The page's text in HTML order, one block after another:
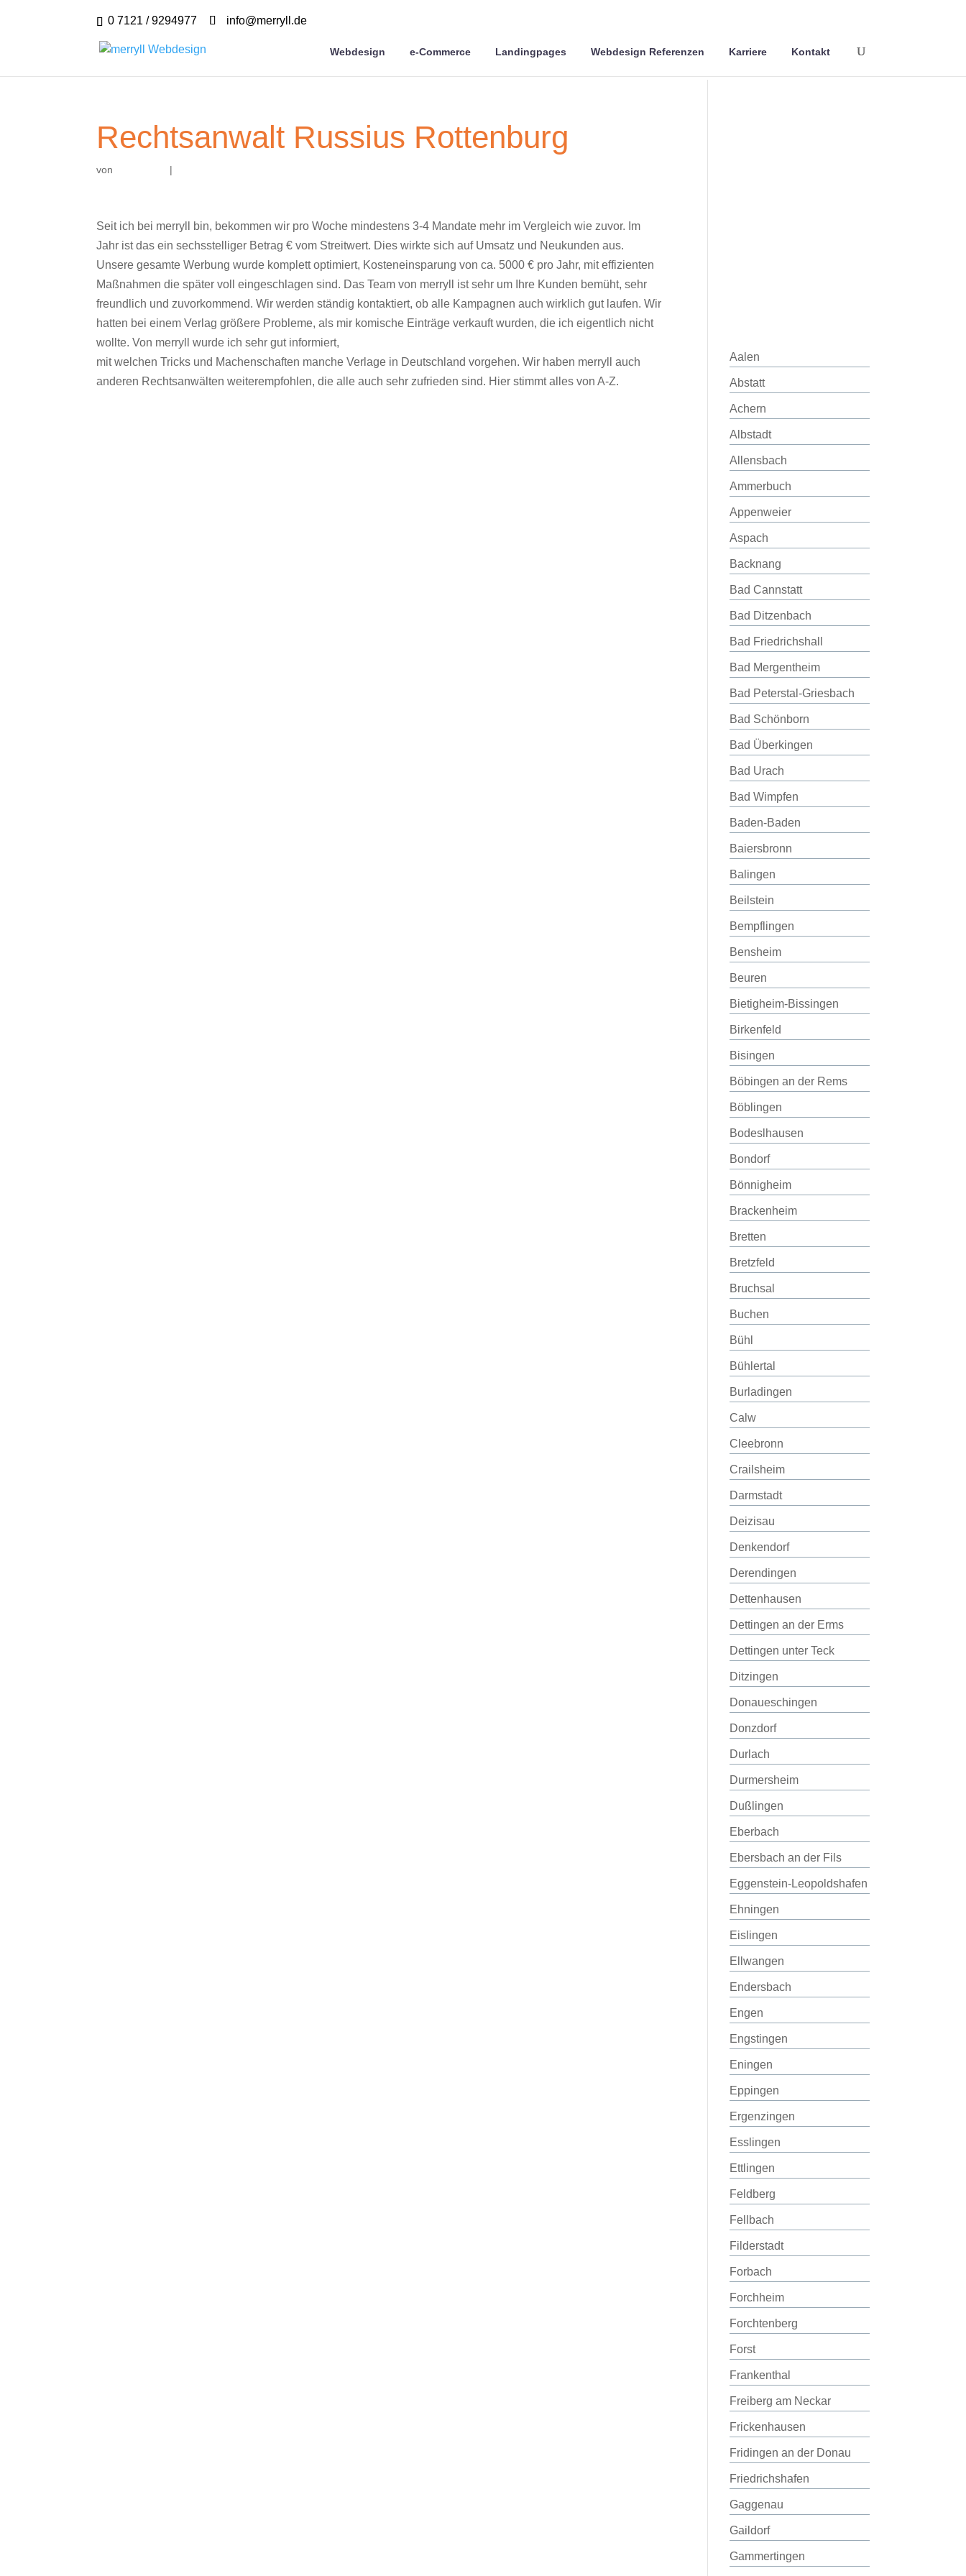
0 7121 / 9294977 info@merryll.de
Webdesign e-Commerce Landingpages Webdesign Referenzen Karriere Kontakt
Rechtsanwalt Russius Rottenburg
von |
Seit ich bei merryll bin, bekommen wir pro Woche mindestens 3-4 Mandate mehr im Vergleich wie zuvor. Im
Jahr ist das ein sechsstelliger Betrag € vom Streitwert. Dies wirkte sich auf Umsatz und Neukunden aus.
Unsere gesamte Werbung wurde komplett optimiert, Kosteneinsparung von ca. 5000 € pro Jahr, mit effizienten
Maßnahmen die später voll eingeschlagen sind. Das Team von merryll ist sehr um Ihre Kunden bemüht, sehr
freundlich und zuvorkommend. Wir werden ständig kontaktiert, ob alle Kampagnen auch wirklich gut laufen. Wir
hatten bei einem Verlag größere Probleme, als mir komische Einträge verkauft wurden, die ich eigentlich nicht
wollte. Von merryll wurde ich sehr gut informiert,
mit welchen Tricks und Machenschaften manche Verlage in Deutschland vorgehen. Wir haben merryll auch
anderen Rechtsanwälten weiterempfohlen, die alle auch sehr zufrieden sind. Hier stimmt alles von A-Z.
Aalen
Abstatt
Achern
Albstadt
Allensbach
Ammerbuch
Appenweier
Aspach
Backnang
Bad Cannstatt
Bad Ditzenbach
Bad Friedrichshall
Bad Mergentheim
Bad Peterstal-Griesbach
Bad Schönborn
Bad Überkingen
Bad Urach
Bad Wimpfen
Baden-Baden
Baiersbronn
Balingen
Beilstein
Bempflingen
Bensheim
Beuren
Bietigheim-Bissingen
Birkenfeld
Bisingen
Böbingen an der Rems
Böblingen
Bodeslhausen
Bondorf
Bönnigheim
Brackenheim
Bretten
Bretzfeld
Bruchsal
Buchen
Bühl
Bühlertal
Burladingen
Calw
Cleebronn
Crailsheim
Darmstadt
Deizisau
Denkendorf
Derendingen
Dettenhausen
Dettingen an der Erms
Dettingen unter Teck
Ditzingen
Donaueschingen
Donzdorf
Durlach
Durmersheim
Dußlingen
Eberbach
Ebersbach an der Fils
Eggenstein-Leopoldshafen
Ehningen
Eislingen
Ellwangen
Endersbach
Engen
Engstingen
Eningen
Eppingen
Ergenzingen
Esslingen
Ettlingen
Feldberg
Fellbach
Filderstadt
Forbach
Forchheim
Forchtenberg
Forst
Frankenthal
Freiberg am Neckar
Frickenhausen
Fridingen an der Donau
Friedrichshafen
Gaggenau
Gaildorf
Gammertingen